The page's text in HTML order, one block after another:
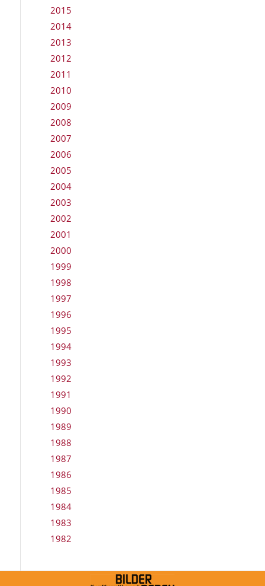
2015
2014
2013
2012
2011
2010
2009
2008
2007
2006
2005
2004
2003
2002
2001
2000
1999
1998
1997
1996
1995
1994
1993
1992
1991
1990
1989
1988
1987
1986
1985
1984
1983
1982